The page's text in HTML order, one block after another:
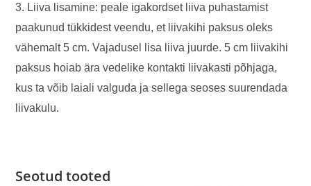
3. Liiva lisamine: peale igakordset liiva puhastamist
paakunud tükkidest veendu, et liivakihi paksus oleks
vähemalt 5 cm. Vajadusel lisa liiva juurde. 5 cm liivakihi
paksus hoiab ära vedelike kontakti liivakasti põhjaga,
kus ta võib laiali valguda ja sellega seoses suurendada
liivakulu.
Seotud tooted